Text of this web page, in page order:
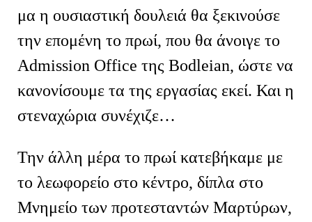
μα η ουσιαστική δουλειά θα ξεκινούσε
την επομένη το πρωί, που θα άνοιγε το
Admission Office της Bodleian, ώστε να
κανονίσουμε τα της εργασίας εκεί. Και η
στεναχώρια συνέχιζε…
Την άλλη μέρα το πρωί κατεβήκαμε με
το λεωφορείο στο κέντρο, δίπλα στο
Μνημείο των προτεσταντών Μαρτύρων,